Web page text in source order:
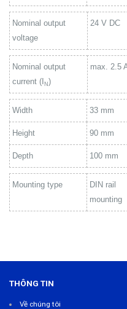
Nominal output
voltage
24 V DC
Nominal output
current (I N )
max. 2.5
Width 33 mm
Height 90 mm
Depth 100 mm
Mounting type
DIN rail
mounting
THÔNG TIN
Về chúng tôi